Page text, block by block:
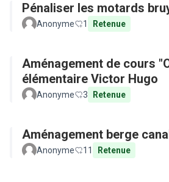
Pénaliser les motards
Anonyme 1 Retenue
Aménagement de cours
élémentaire Victor Hugo
Anonyme 3 Retenue
Aménagement berge
Anonyme 11 Retenue